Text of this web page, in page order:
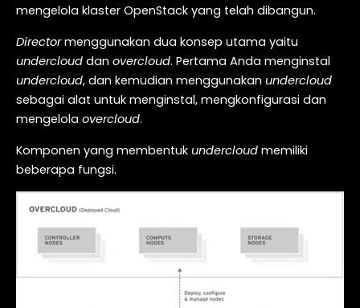
mengelola klaster OpenStack yang telah dibangun.
Directormenggunakan dua konsep utama yaitu
undercloud dan overcloud. Pertama Anda menginstal
undercloud, dan kemudian menggunakan undercloud
sebagai alat untuk menginstal, mengkonfigurasi dan
mengelola overcloud.
Komponen yang membentuk undercloud memiliki
beberapa fungsi.